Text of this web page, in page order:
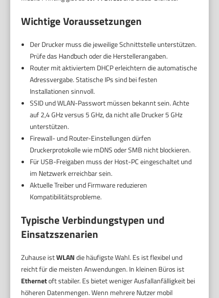
Wichtige Voraussetzungen
Der Drucker muss die jeweilige Schnittstelle unterstützen.
Prüfe das Handbuch oder die Herstellerangaben.
Router mit aktiviertem DHCP erleichtern die automatische
Adressvergabe. Statische IPs sind bei festen
Installationen sinnvoll.
SSID und WLAN-Passwort müssen bekannt sein. Achte
auf 2,4 GHz versus 5 GHz, da nicht alle Drucker 5 GHz
unterstützen.
Firewall- und Router-Einstellungen dürfen
Druckerprotokolle wie mDNS oder SMB nicht blockieren.
Für USB-Freigaben muss der Host-PC eingeschaltet und
im Netzwerk erreichbar sein.
Aktuelle Treiber und Firmware reduzieren
Kompatibilitätsprobleme.
Typische Verbindungstypen und
Einsatzszenarien
Zuhause istWLANdie häufigste Wahl. Es ist flexibel und
reicht für die meisten Anwendungen. In kleinen Büros ist
Ethernetoft stabiler. Es bietet weniger Ausfallanfälligkeit bei
höheren Datenmengen. Wenn mehrere Nutzer mobil